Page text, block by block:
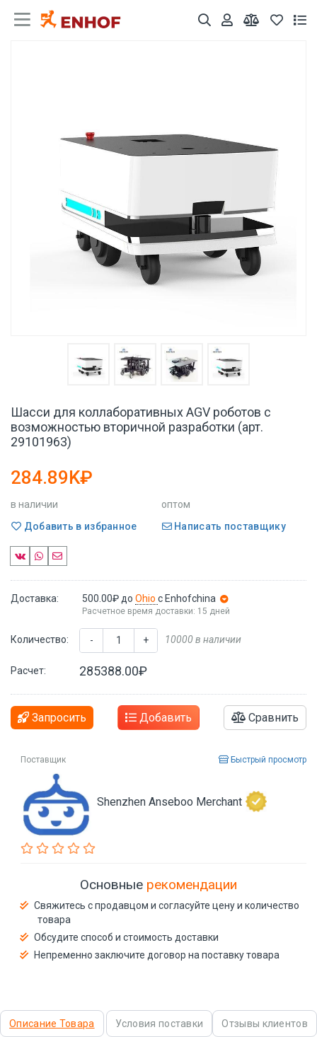
Шасси для коллаборативных AGV роботов с
возможностью вторичной разработки (арт.
29101963)
284.89K₽
в наличии
оптом
Добавить в избранное
Написать поставщику
Доставка: 500.00₽ до Ohio с Enhofchina
Расчетное время доставки: 15 дней
Количество: - + 10000 в наличии
Расчет: 285388.00₽
Запросить Добавить Сравнить
Поставщик Быстрый просмотр
Shenzhen Anseboo Merchant
Основные рекомендации
Свяжитесь с продавцом и согласуйте цену и количество
товара
Обсудите способ и стоимость доставки
Непременно заключите договор на поставку товара
Описание Товара Условия поставки Отзывы клиентов